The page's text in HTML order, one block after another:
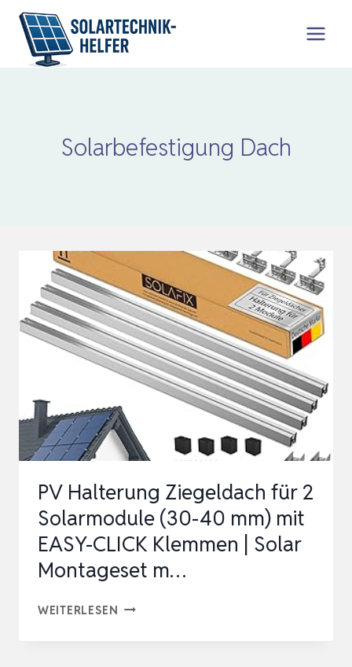
Zum
Inhalt
springen
Solarbefestigung Dach
PV Halterung Ziegeldach für 2
Solarmodule (30-40 mm) mit
EASY-CLICK Klemmen | Solar
Montageset m…
WEITERLESEN PV